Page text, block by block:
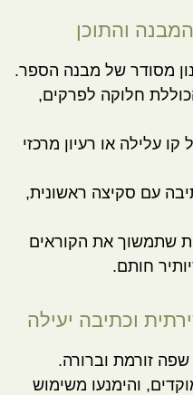
והתוכן
מסודר של מבנה הספר.
חלוקה לפרקים,
עלילה או רעיון מרכזי
עם סקיצה ראשונית,
שתמשוך את הקוראים
חותם.
וכתיבה יעילה
זורמת וברורה.
והימנעו משימוש